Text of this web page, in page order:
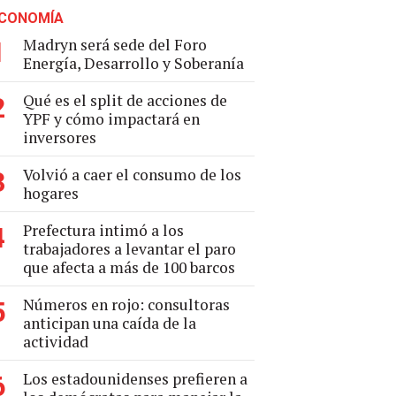
Madryn será sede del Foro
Energía, Desarrollo y Soberanía
Qué es el split de acciones de
YPF y cómo impactará en
inversores
Volvió a caer el consumo de los
hogares
Prefectura intimó a los
trabajadores a levantar el paro
que afecta a más de 100 barcos
Números en rojo: consultoras
anticipan una caída de la
actividad
Los estadounidenses prefieren a